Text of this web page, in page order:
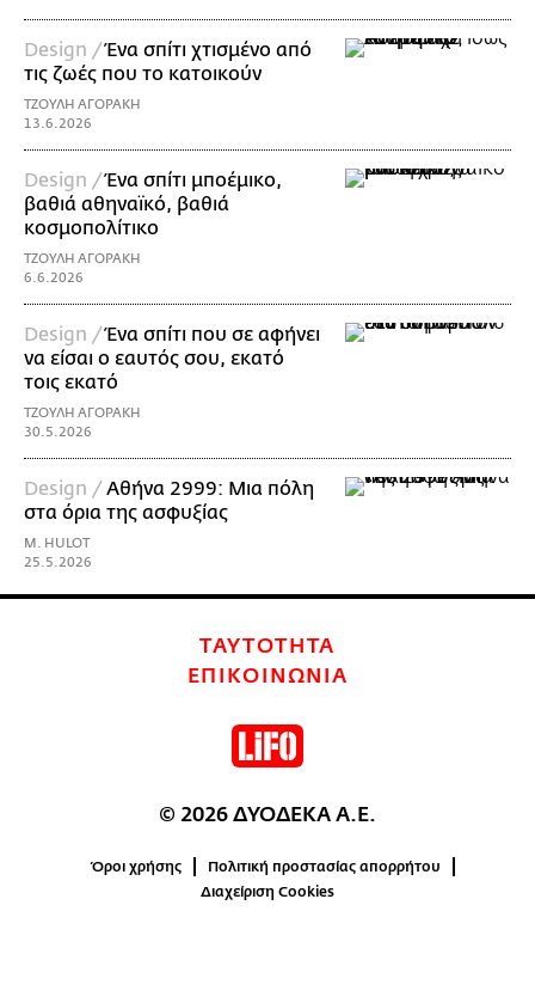
Design /Ένα σπίτι χτισμένο από
τις ζωές που το κατοικούν
ΤΖΟΥΛΗ ΑΓΟΡΑΚΗ
13.6.2026
Design /Ένα σπίτι μποέμικο,
βαθιά αθηναϊκό, βαθιά
κοσμοπολίτικο
ΤΖΟΥΛΗ ΑΓΟΡΑΚΗ
6.6.2026
Design /Ένα σπίτι που σε αφήνει
να είσαι ο εαυτός σου, εκατό
τοις εκατό
ΤΖΟΥΛΗ ΑΓΟΡΑΚΗ
30.5.2026
Design /Αθήνα 2999: Μια πόλη
στα όρια της ασφυξίας
M. HULOT
25.5.2026
ΤΑΥΤΟΤΗΤΑ
ΕΠΙΚΟΙΝΩΝΙΑ
© 2026 ΔΥΟΔΕΚΑ Α.Ε.
Όροι χρήσης
Πολιτική προστασίας απορρήτου
Διαχείριση Cookies